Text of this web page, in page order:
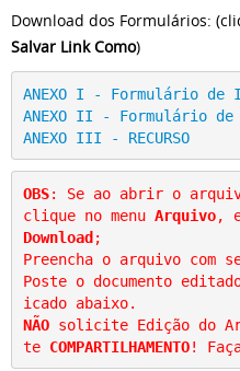
Download dos Formulários:
Salvar Link Como)
ANEXO I - Formulário de
ANEXO II - Formulário de
ANEXO III - RECURSO
OBS: Se ao abrir o
clique no menu Arquivo,
Download;
Preencha o arquivo com
Poste o documento
icado abaixo.
NÃO solicite Edição do
te COMPARTILHAMENTO!